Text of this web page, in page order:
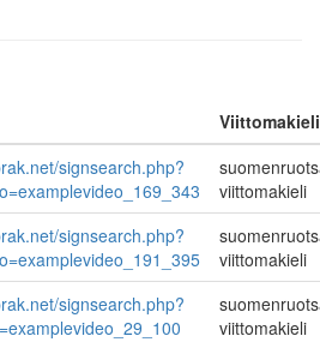
Viittomakieli
signsearch.php?
viittomakieli
signsearch.php?
viittomakieli
signsearch.php?
viittomakieli